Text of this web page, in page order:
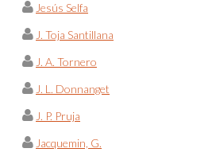
Jesús Selfa
J. Toja Santillana
J. A. Tornero
J. L. Donnanget
J. P. Pruja
Jacquemin, G.